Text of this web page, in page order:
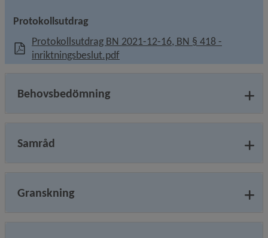
Protokollsutdrag
Protokollsutdrag BN 2021-12-16, BN § 418 -
inriktningsbeslut.pdf, 946.7 kB, öppnas i nytt fönster.
Behovsbedömning
Samråd
Granskning